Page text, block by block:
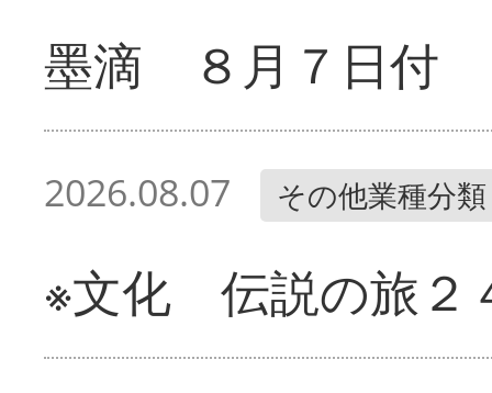
墨滴 ８月７日付
2026.08.07 その他業種分類
※文化 伝説の旅２